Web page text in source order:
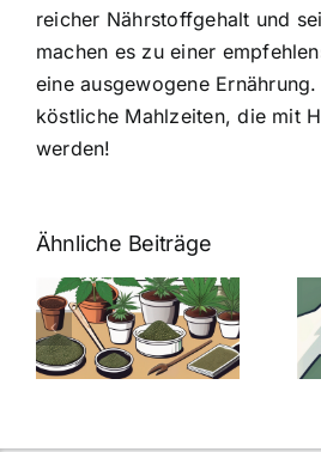
reicher Nährstoffgehalt und
machen es zu einer
eine ausgewogene
köstliche Mahlzeiten, die mit
werden!
Ähnliche Beiträge
Neue THC-
Grenzwert-
Regelung:
Was Sie über
Cannabis und